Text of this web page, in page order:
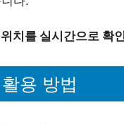
치를 실시간으로 확
용 방법